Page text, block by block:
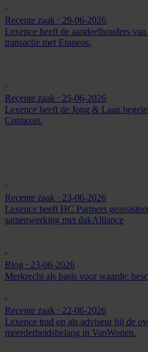
Recente zaak ⸱ 29-06-2026
Lexence heeft de aandeelhouders
transactie met Eraneos.
Recente zaak ⸱ 25-06-2026
Lexence heeft de Jong & Laan
Contaxus.
Recente zaak ⸱ 23-06-2026
Lexence heeft HC Partners
samenwerking met dakAlliance
Blog ⸱ 23-06-2026
Merkrecht als basis voor waarde:
Recente zaak ⸱ 22-06-2026
Lexence trad op als adviseur bij de
meerderheidsbelang in VanWonen.